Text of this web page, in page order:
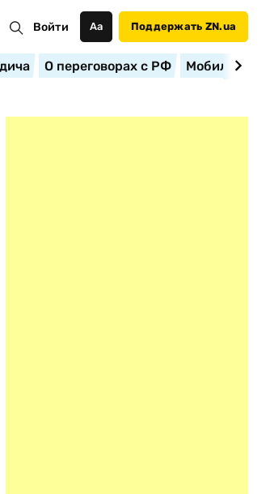
Войти Аа Поддержать ZN.ua
О переговорах с РФ